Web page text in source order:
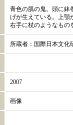
青色の肌の鬼。頭に鉢
げが生えている。上顎
右手に杖のようなもの
所蔵者：国際日本文化
2007
画像